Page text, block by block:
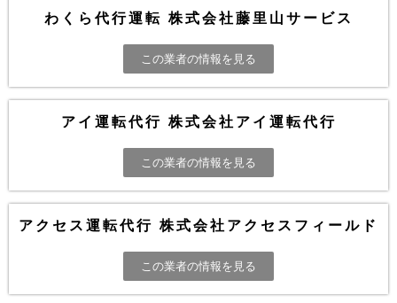
わくら代行運転 株式会社藤里山サービス
この業者の情報を見る
アイ運転代行 株式会社アイ運転代行
この業者の情報を見る
アクセス運転代行 株式会社アクセスフィールド
この業者の情報を見る